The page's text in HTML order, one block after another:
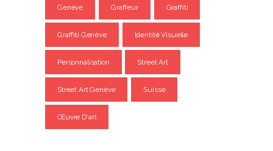
Genève Graffeur Graffiti
Graffiti Genève Identité Visuelle
Personnalisation Street Art
Street Art Genève Suisse
Œuvre D'art